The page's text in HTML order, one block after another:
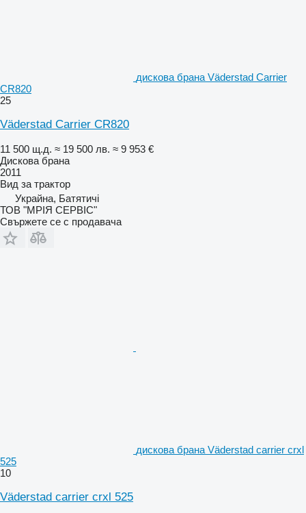
дискова брана Väderstad Carrier
CR820
25
Väderstad Carrier CR820
11 500 щ.д. ≈ 19 500 лв. ≈ 9 953 €
Дискова брана
2011
Вид за трактор
Украйна, Батятичі
ТОВ "МРІЯ СЕРВІС"
Свържете се с продавача
дискова брана Väderstad carrier crxl
525
10
Väderstad carrier crxl 525